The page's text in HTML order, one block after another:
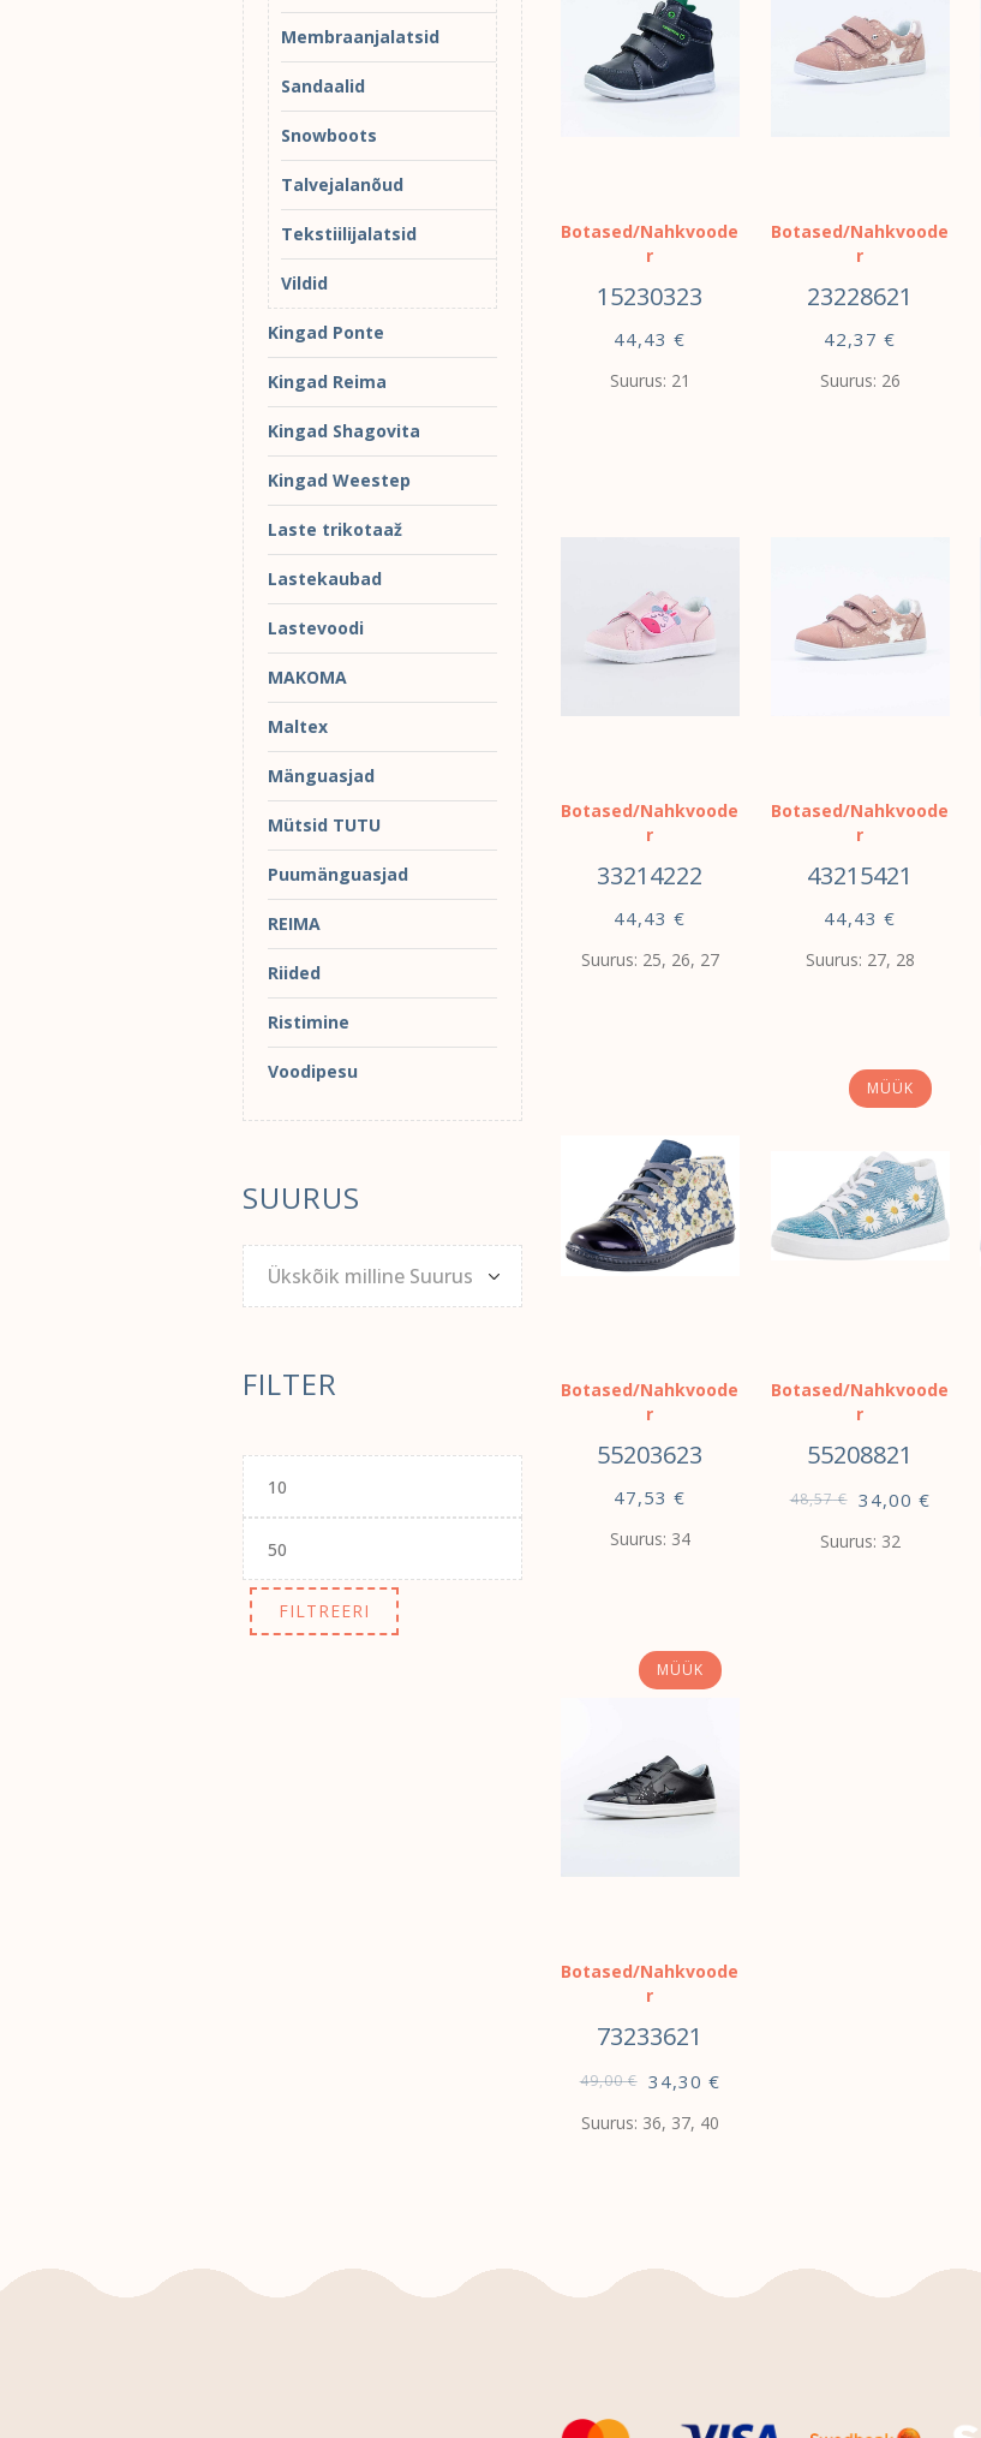
Botased/Nahkvoode
r
15230323
44,43 €
Suurus: 21
Botased/Nahkvoode
r
23228621
42,37 €
Suurus: 26
Botased/Nahkvoode
r
33214222
44,43 €
Suurus: 25, 26, 27
Botased/Nahkvoode
r
43215421
44,43 €
Suurus: 27, 28
Botased/Nahkvoode
r
55203623
47,53 €
Suurus: 34
MÜÜK
Botased/Nahkvoode
r
55208821
48,57 € 34,00 €
Suurus: 32
MÜÜK
Botased/Nahkvoode
r
73233621
49,00 € 34,30 €
Suurus: 36, 37, 40
Membraanjalatsid
Sandaalid
Snowboots
Talvejalanõud
Tekstiilijalatsid
Vildid
Kingad Ponte
Kingad Reima
Kingad Shagovita
Kingad Weestep
Laste trikotaaž
Lastekaubad
Lastevoodi
MAKOMA
Maltex
Mänguasjad
Mütsid TUTU
Puumänguasjad
REIMA
Riided
Ristimine
Voodipesu
SUURUS
Ükskõik milline Suurus
FILTER
Minimaalne
hind
Maksimaalne
hind
FILTREERI